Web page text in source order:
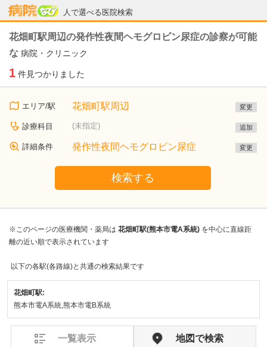
人で選べる医院検索
病院なび
花畑町駅周辺の発作性夜間ヘモグロビン尿症の診察が可能
な 病院・クリニック
1 件見つかりました
エリア/駅 花畑町駅周辺 変更
診療科目 (未指定) 追加
詳細条件 発作性夜間ヘモグロビン尿症 変更
検索する
※このページの医療機関・薬局は 花畑町駅(熊本市電A系統) を中心に直線距
離の近い順で表示されています
以下の各駅(各路線)と共通の検索結果です
花畑町駅:
熊本市電A系統,熊本市電B系統
一覧表示 地図で検索